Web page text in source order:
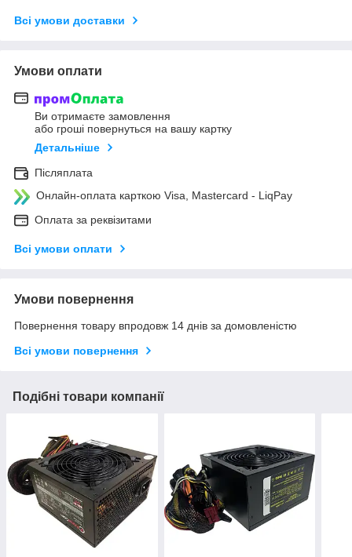
Всі умови доставки
Умови оплати
Ви отримаєте замовлення
або гроші повернуться на вашу картку
Детальніше
Післяплата
Онлайн-оплата карткою Visa, Mastercard - LiqPay
Оплата за реквізитами
Всі умови оплати
Умови повернення
Повернення товару впродовж 14 днів за домовленістю
Всі умови повернення
Подібні товари компанії